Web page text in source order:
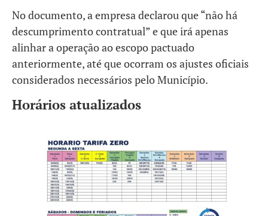
No documento, a empresa declarou que “não há
descumprimento contratual” e que irá apenas
alinhar a operação ao escopo pactuado
anteriormente, até que ocorram os ajustes oficiais
considerados necessários pelo Município.
Horários atualizados